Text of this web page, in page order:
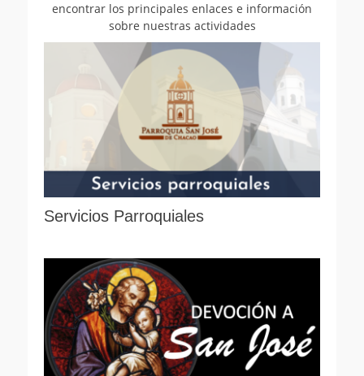
encontrar los principales enlaces e información
sobre nuestras actividades
Servicios Parroquiales